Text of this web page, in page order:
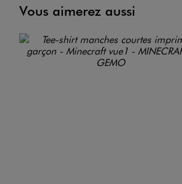
Vous aimerez aussi